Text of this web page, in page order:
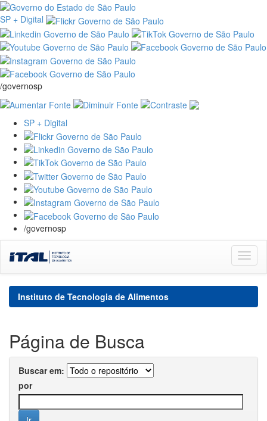
SP + Digital
/governosp
SP + Digital
/governosp
navigation
Instituto de Tecnologia de Alimentos
Página de Busca
Buscar em:
por